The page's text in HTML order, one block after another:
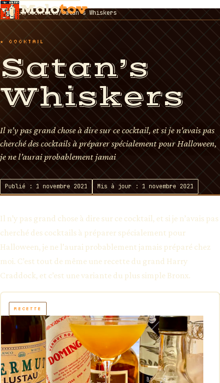
Molotov
Accueil/Cocktails/Satan’s Whiskers
★ COCKTAIL
Satan’s
Whiskers
Il n’y pas grand chose à dire sur ce cocktail, et si je n’avais pas
cherché des cocktails à préparer spécialement pour Halloween,
je ne l’aurai probablement jamai
Publié : 1 novembre 2021 Mis à jour : 1 novembre 2021
Il n’y pas grand chose à dire sur ce cocktail, et si je n’avais pas
cherché des cocktails à préparer spécialement pour
Halloween, je ne l’aurai probablement jamais préparé chez
moi. C’est tout de même une recette du grand Harry
Craddock, et c’est une variante du plus simple Bronx.